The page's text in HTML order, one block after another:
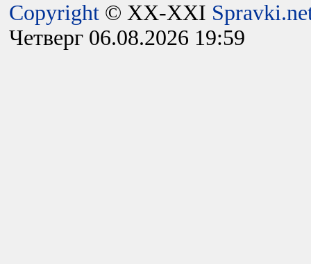
Copyright © XX-XXI
Четверг 06.08.2026 19:59